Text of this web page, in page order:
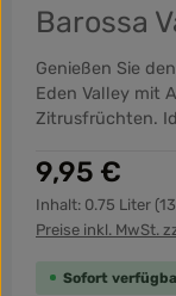
Barossa
Genießen Sie
Eden Valley mit
Zitrusfrüchten.
Regulärer Preis:
9,95 €
Inhalt: 0.75 Liter
Preise inkl. MwSt.
Sofort